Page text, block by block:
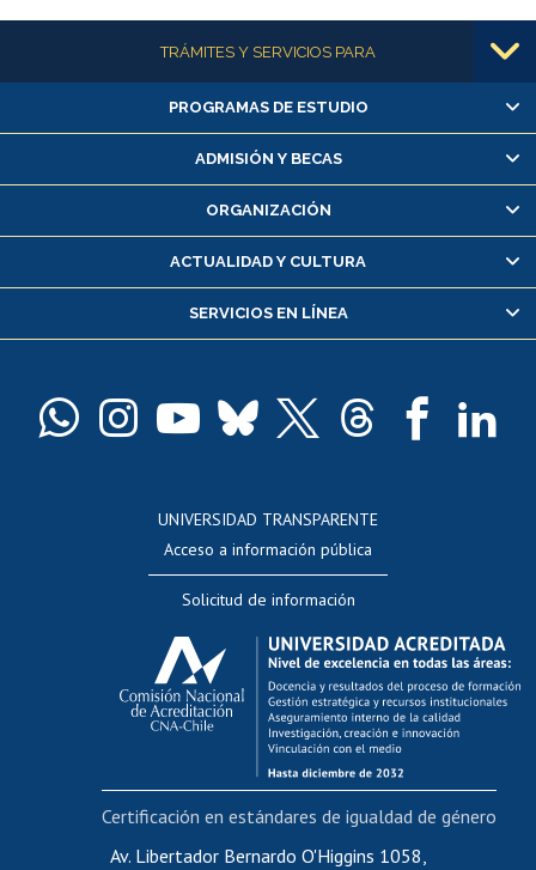
Más informaciónTRÁMITES Y SERVICIOS PARA
Alumnas/os y exalumnas/os
Matrícula en línea
Inscripción y cambio de asignaturas
Consulta y certificado de notas
Servicio médico y dental
Pago de arancel y crédito alumnos
Docentes
Perfeccionamiento
Editar Portafolio Académico
Evaluación docente
Calificación académica
Postulación al AUCAI
Funcionarias/os
Cursos internos de capacitación
Bienestar del personal
Portal de movilidad interna
Certificado de renta
PROGRAMAS DE ESTUDIO
ADMISIÓN Y BECAS
ORGANIZACIÓN
ACTUALIDAD Y CULTURA
SERVICIOS EN LÍNEA
UNIVERSIDAD TRANSPARENTE
Acceso a información pública
Solicitud de información
Av. Libertador Bernardo O'Higgins 1058,
Certificación en estándares de igualdad de género